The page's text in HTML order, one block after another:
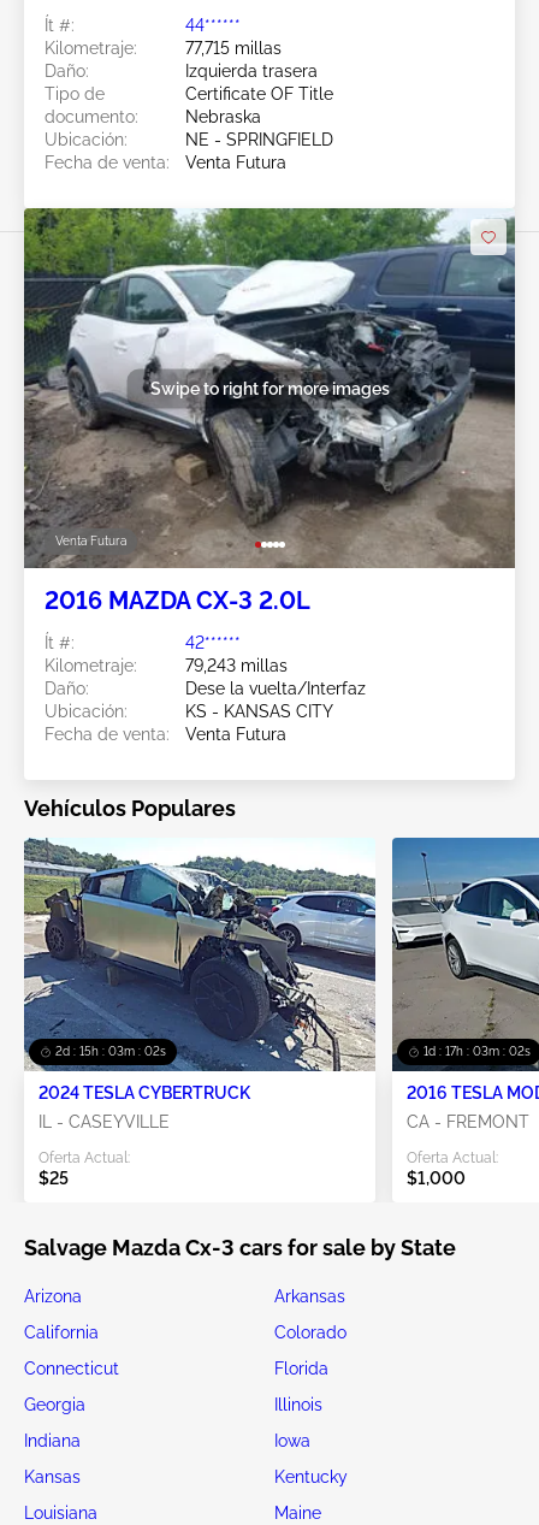
Ít #:
44******
Kilometraje:
77,715 millas
Daño:
Izquierda trasera
Tipo de
documento:
Certificate OF Title
Nebraska
Ubicación:
NE - SPRINGFIELD
Fecha de venta:
Venta Futura
Venta Futura
Swipe to right for more images
2016 MAZDA CX-3 2.0L
Ít #:
42******
Kilometraje:
79,243 millas
Daño:
Dese la vuelta/Interfaz
Ubicación:
KS - KANSAS CITY
Fecha de venta:
Venta Futura
Vehículos Populares
2d : 15h : 03m : 00s
2024 TESLA CYBERTRUCK
IL - CASEYVILLE
Oferta Actual:
$25
1d : 17h : 03m : 00s
2016 TESLA
CA - FREMONT
Oferta Actual:
$1,000
Salvage Mazda Cx-3 cars for sale by State
Arizona
Arkansas
California
Colorado
Connecticut
Florida
Georgia
Illinois
Indiana
Iowa
Kansas
Kentucky
Louisiana
Maine